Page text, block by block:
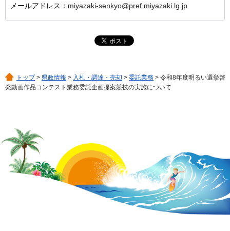
メールアドレス： miyazaki-senkyo@pref.miyazaki.lg.jp
トップ> 県政情報 > 入札・調達・売却 > 委託業務 > 令和8年度明るい選挙啓
発動画作品コンテスト業務委託企画提案競技の実施について